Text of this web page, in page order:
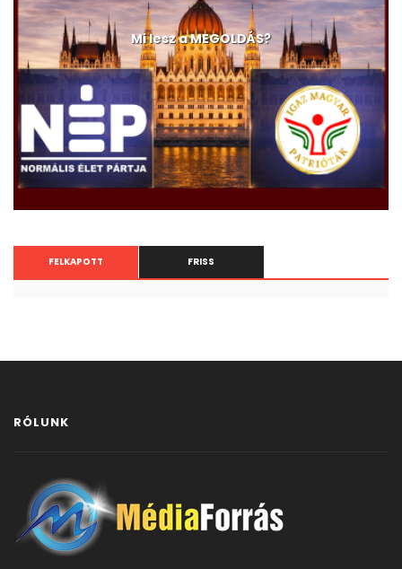
Mi lesz a MEGOLDÁS?
FELKAPOTT FRISS
RÓLUNK